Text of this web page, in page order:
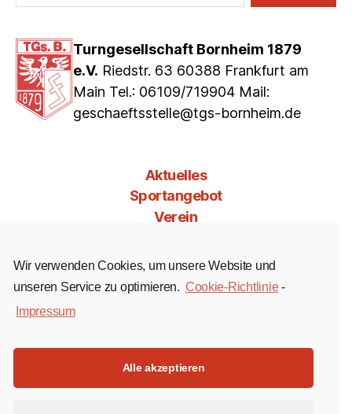
Turngesellschaft Bornheim 1879
e.V. Riedstr. 63 60388 Frankfurt am
Main Tel.: 06109/719904 Mail:
geschaeftsstelle@tgs-bornheim.de
Aktuelles
Sportangebot
Verein
Jobs & Co
Kontakt
Facebook Instagram YouTube
Wir verwenden Cookies, um unsere Website und
unseren Service zu optimieren. Cookie-Richtlinie-
Impressum
Alle akzeptieren